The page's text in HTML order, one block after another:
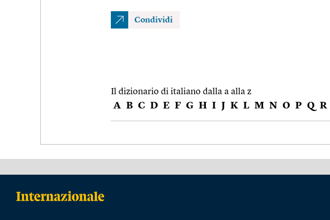
Condividi
Il dizionario di italiano dalla a alla z
A B C D E F G H I J K L M N O P Q R